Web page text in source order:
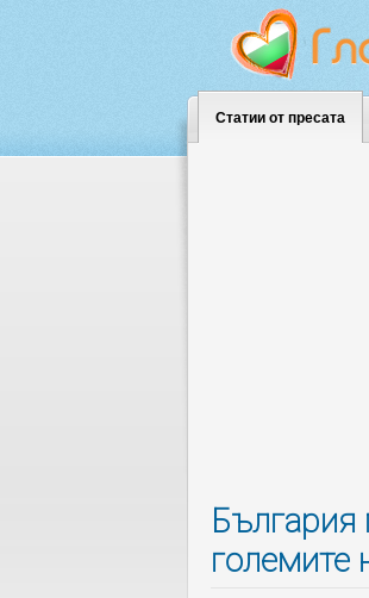
Статии от пресата
България
големите